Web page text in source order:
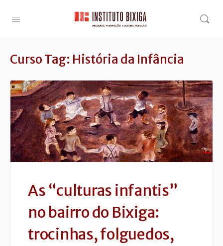
Curso Tag: História da Infância
As “culturas infantis”
no bairro do Bixiga:
trocinhas, folguedos,